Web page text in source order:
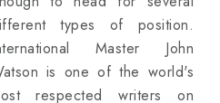
types of position.
Master John
is one of the world's
respected writers on